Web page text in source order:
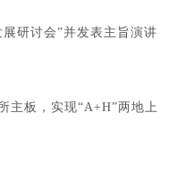
研讨会”并发表主旨演讲
主板，实现“A+H”两地上